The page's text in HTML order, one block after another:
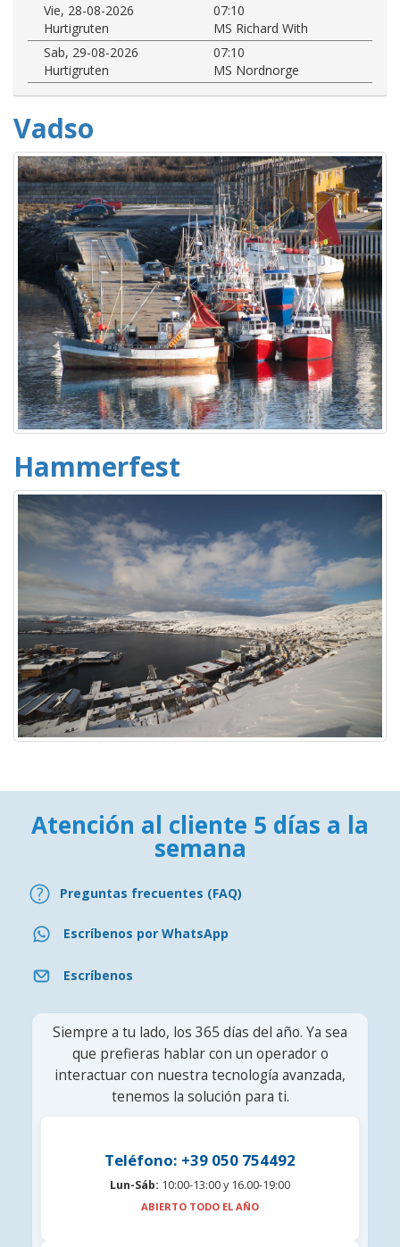
Vie, 28-08-2026
07:10
Hurtigruten
MS Richard With
Sab, 29-08-2026
07:10
Hurtigruten
MS Nordnorge
Vadso
Hammerfest
Atención al cliente 5 días a la
semana
Preguntas frecuentes (FAQ)
Escríbenos por WhatsApp
Escríbenos
Siempre a tu lado, los 365 días del año. Ya sea
que prefieras hablar con un operador o
interactuar con nuestra tecnología avanzada,
tenemos la solución para ti.
Teléfono: +39 050 754492
Lun-Sáb: 10:00-13:00 y 16.00-19:00
ABIERTO TODO EL AÑO